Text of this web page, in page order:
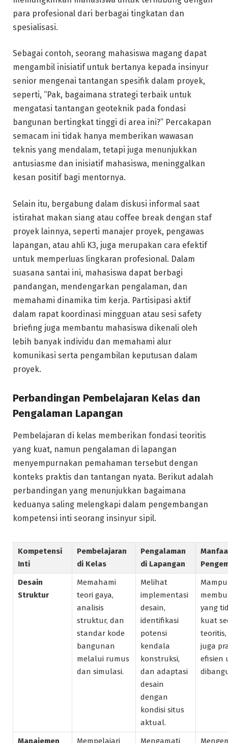
para profesional dari berbagai tingkatan dan
spesialisasi.
Sebagai contoh, seorang mahasiswa magang dapat
mengambil inisiatif untuk bertanya kepada insinyur
senior mengenai tantangan spesifik dalam proyek,
seperti, “Pak, bagaimana strategi terbaik untuk
mengatasi tantangan geoteknik pada fondasi
bangunan bertingkat tinggi di area ini?” Percakapan
semacam ini tidak hanya memberikan wawasan
teknis yang mendalam, tetapi juga menunjukkan
antusiasme dan inisiatif mahasiswa, meninggalkan
kesan positif bagi mentornya.
Selain itu, bergabung dalam diskusi informal saat
istirahat makan siang atau coffee break dengan staf
proyek lainnya, seperti manajer proyek, pengawas
lapangan, atau ahli K3, juga merupakan cara efektif
untuk memperluas lingkaran profesional. Dalam
suasana santai ini, mahasiswa dapat berbagi
pandangan, mendengarkan pengalaman, dan
memahami dinamika tim kerja. Partisipasi aktif
dalam rapat koordinasi mingguan atau sesi safety
briefing juga membantu mahasiswa dikenali oleh
lebih banyak individu dan memahami alur
komunikasi serta pengambilan keputusan dalam
proyek.
Perbandingan Pembelajaran Kelas dan
Pengalaman Lapangan
Pembelajaran di kelas memberikan fondasi teoritis
yang kuat, namun pengalaman di lapangan
menyempurnakan pemahaman tersebut dengan
konteks praktis dan tantangan nyata. Berikut adalah
perbandingan yang menunjukkan bagaimana
keduanya saling melengkapi dalam pengembangan
kompetensi inti seorang insinyur sipil.
Kompetensi
Inti
Pembelajaran
di Kelas
Pengalaman
di Lapangan
Desain
Struktur
Memahami
teori gaya,
analisis
struktur, dan
standar kode
bangunan
melalui rumus
dan simulasi.
Melihat
implementasi
desain,
identifikasi
potensi
kendala
konstruksi,
dan adaptasi
desain
dengan
kondisi situs
aktual.
Mampu
yang
kuat
juga
efisien
Manajemen
Mempelajari
Mengamati